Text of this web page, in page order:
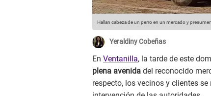
Hallan cabeza de un perro en un mercado y
Yeraldiny Cobeñas
En Ventanilla, la tarde de este
plena avenida del reconocido
respecto, los vecinos y clientes